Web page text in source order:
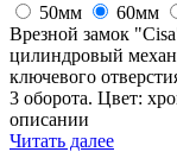
50мм
60мм
Врезной замок
цилиндровый
ключевого
3 оборота. Цвет:
описании
Читать далее